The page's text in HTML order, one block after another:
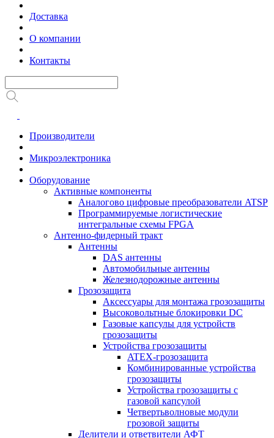
Доставка
О компании
Контакты
Производители
Микроэлектроника
Оборудование
Активные компоненты
Аналогово цифровые преобразователи ATSP
Программируемые логистические
интегральные схемы FPGA
Антенно-фидерный тракт
Антенны
DAS антенны
Автомобильные антенны
Железнодорожные антенны
Грозозащита
Аксессуары для монтажа грозозащиты
Высоковольтные блокировки DC
Газовые капсулы для устройств
грозозащиты
Устройства грозозащиты
ATEX-грозозащита
Комбинированные устройства
грозозащиты
Устройства грозозащиты с
газовой капсулой
Четвертьволновые модули
грозовой защиты
Делители и ответвители АФТ